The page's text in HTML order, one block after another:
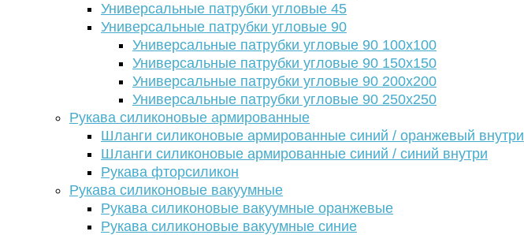
Универсальные патрубки угловые 45
Универсальные патрубки угловые 90
Универсальные патрубки угловые 90 100х100
Универсальные патрубки угловые 90 150х150
Универсальные патрубки угловые 90 200х200
Универсальные патрубки угловые 90 250х250
Рукава силиконовые армированные
Шланги силиконовые армированные синий / оранжевый внутри
Шланги силиконовые армированные синий / синий внутри
Рукава фторсиликон
Рукава силиконовые вакуумные
Рукава силиконовые вакуумные оранжевые
Рукава силиконовые вакуумные синие